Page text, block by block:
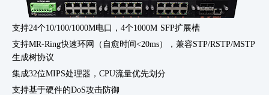
支持24个10/100/1000M电口，4个1000M SFP扩展槽
支持MR-Ring快速环网（自愈时间<20ms），兼容STP/RSTP/MSTP
生成树协议
集成32位MIPS处理器，CPU流量优先划分
支持基于硬件的DoS攻击防御